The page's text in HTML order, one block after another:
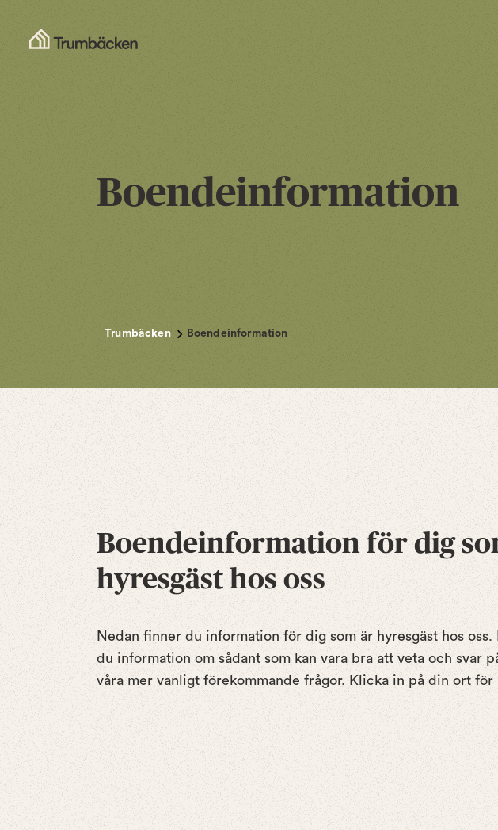
Boendeinformation
Trumbäcken Boendeinformation
Boendeinformation för dig
hyresgäst hos oss
Nedan finner du information för dig som är hyresgäst hos oss.
du information om sådant som kan vara bra att veta och svar
våra mer vanligt förekommande frågor. Klicka in på din ort för